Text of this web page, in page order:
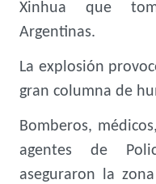
Xinhua que
Argentinas.
La explosión
gran columna de
Bomberos,
agentes de
aseguraron la